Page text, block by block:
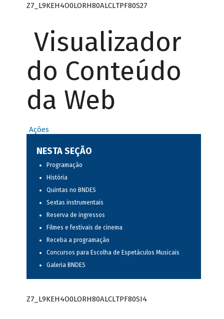
Z7_L9KEH4O0LORH80ALCLTPF80S27
Visualizador
do Conteúdo
da Web
Ações
NESTA SEÇÃO
Programação
História
Quintas no BNDES
Sextas instrumentais
Reserva de ingressos
Filmes e festivais de cinema
Receba a programação
Concursos para Escolha de Espetáculos Musicais
Galeria BNDES
Z7_L9KEH4O0LORH80ALCLTPF80SI4